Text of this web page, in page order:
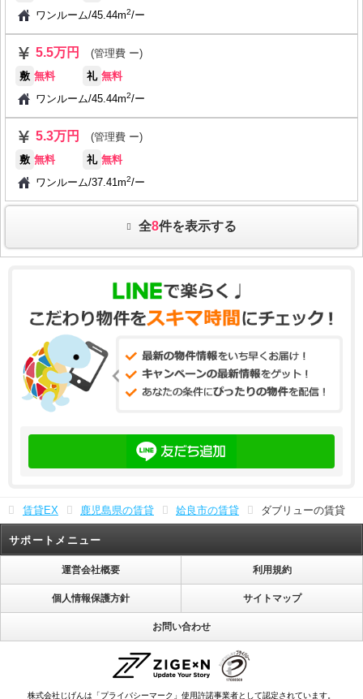
ワンルーム/45.44m2/ー
5.5万円
(管理費 ー)
敷 無料 礼 無料
ワンルーム/45.44m2/ー
5.3万円
(管理費 ー)
敷 無料 礼 無料
ワンルーム/37.41m2/ー
全8件を表示する
賃貸EX 鹿児島県の賃貸 姶良市の賃貸 ダブリューの賃貸
サポートメニュー
運営会社概要 利用規約
個人情報保護方針 サイトマップ
お問い合わせ
株式会社じげんは「プライバシーマーク」使用許諾事業者として認定されています。